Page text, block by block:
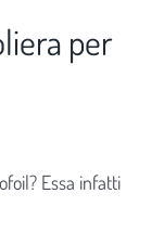
per
Essa infatti